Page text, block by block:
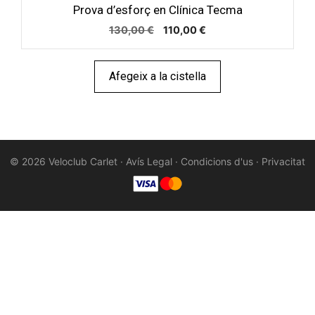
Prova d’esforç en Clínica Tecma
130,00€
El
original
era:
110,00€
actual
és:
Afegeix a la cistella
© 2026 Veloclub Carlet · Avís Legal · Condicions d'us · Privacitat